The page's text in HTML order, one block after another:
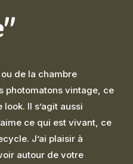
de la chambre
photomatons vintage, ce
look. Il s’agit aussi
ce qui est vivant, ce
J’ai plaisir à
autour de votre